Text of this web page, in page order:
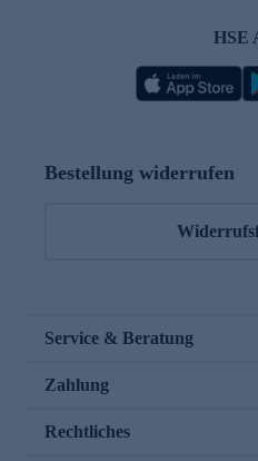
HSE
Bestellung widerrufen
Service & Beratung
Zahlung
Rechtliches